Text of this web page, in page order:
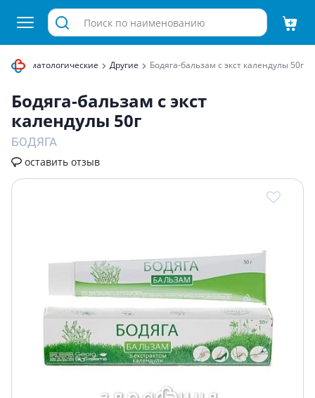
Дерматологические Другие Бодяга-бальзам с экст календулы 50г
Бодяга-бальзам с экст
календулы 50г
БОДЯГА
оставить отзыв